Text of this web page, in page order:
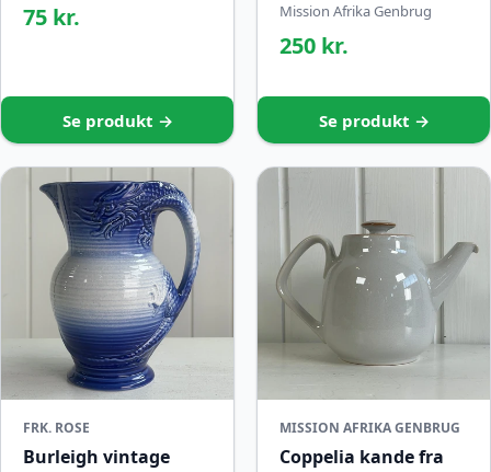
75 kr.
Se produkt →
Mission Afrika Genbrug
250 kr.
Se produkt →
FRK. ROSE
Burleigh vintage
MISSION AFRIKA GENBRUG
Coppelia kande fra